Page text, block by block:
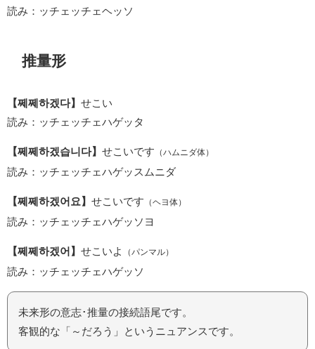
読み：ッチェッチェヘッソ
推量形
【쩨쩨하겠다】 せこい
読み：ッチェッチェハゲッタ
【쩨쩨하겠습니다】 せこいです （ハムニダ体）
読み：ッチェッチェハゲッスムニダ
【쩨쩨하겠어요】 せこいです （ヘヨ体）
読み：ッチェッチェハゲッソヨ
【쩨쩨하겠어】 せこいよ （パンマル）
読み：ッチェッチェハゲッソ
未来形の意志･推量の接続語尾です。
客観的な「～だろう」というニュアンスです。